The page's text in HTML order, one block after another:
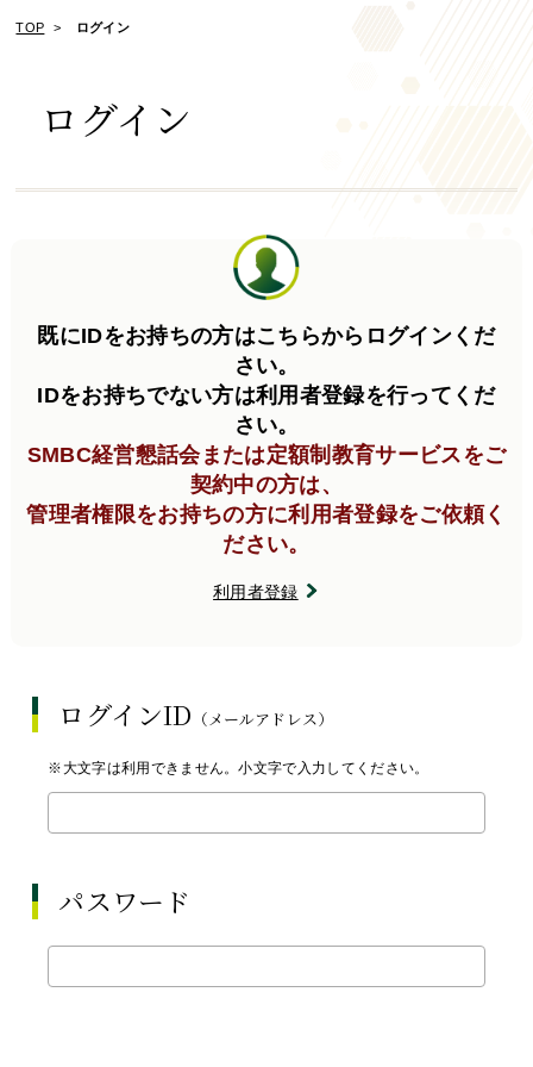
TOP ログイン
ログイン
既にIDをお持ちの方はこちらからログインくだ
さい。
IDをお持ちでない方は利用者登録を行ってくだ
さい。
SMBC経営懇話会または定額制教育サービスをご
契約中の方は、
管理者権限をお持ちの方に利用者登録をご依頼く
ださい。
利用者登録
ログインID （メールアドレス）
※大文字は利用できません。小文字で入力してください。
パスワード